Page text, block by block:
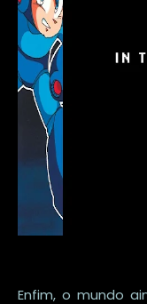
Enfim, o mundo